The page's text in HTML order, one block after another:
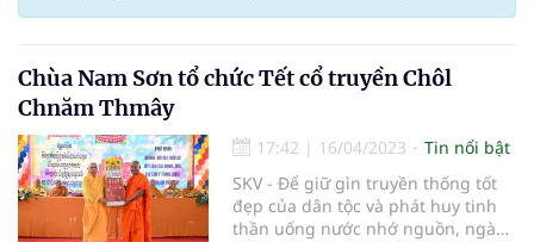
Chùa Nam Sơn tổ chức Tết cổ truyền Chôl
Chnăm Thmây
17:42 | 16/04/2023
Tin nổi bật
SKV - Để giữ gìn truyền thống tốt
đẹp của dân tộc và phát huy tinh
thần uống nước nhớ nguồn, ngày